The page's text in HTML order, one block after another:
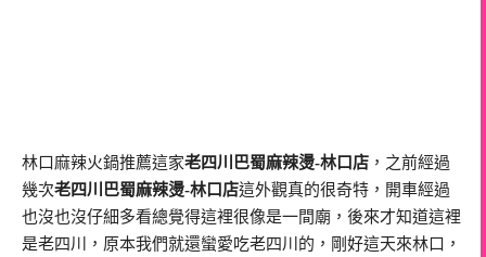
林口麻辣火鍋推薦這家老四川巴蜀麻辣燙-林口店 ，之前經過
幾次老四川巴蜀麻辣燙-林口店這外觀真的很奇特，開車經過
也沒也沒仔細多看總覺得這裡很像是一間廟，後來才知道這裡
是老四川，原本我們就還蠻愛吃老四川的，剛好這天來林口，